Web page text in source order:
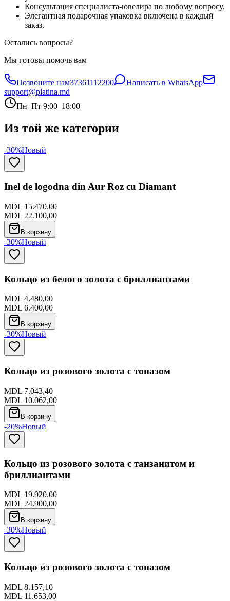
Консультация специалиста-ювелира по любому вопросу.
Элегантная подарочная упаковка включена в каждый
заказ.
Остались вопросы?
Мы готовы помочь вам
Позвоните нам37361112200
Написать в WhatsApp
support@platina.md
Пн–Пт 9:00–18:00
Из той же категории
-30%Новый
Inel de logodna din Aur Roz cu Diamant
MDL 15.470,00
MDL 22.100,00
В корзину
-30%Новый
Кольцо из белого золота с бриллиантами
MDL 4.480,00
MDL 6.400,00
В корзину
-30%Новый
Кольцо из розового золота с топазом
MDL 7.043,40
MDL 10.062,00
В корзину
-20%Новый
Кольцо из розового золота с танзанитом и
бриллиантами
MDL 19.920,00
MDL 24.900,00
В корзину
-30%Новый
Кольцо из розового золота с топазом
MDL 8.157,10
MDL 11.653,00